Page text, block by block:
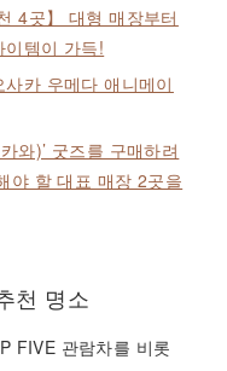
4곳】 대형 매장부터
템이 가득!
카 우메다 애니메이
와)’ 굿즈를 구매하려
야 할 대표 매장 2곳을
천 명소
FIVE 관람차를 비롯